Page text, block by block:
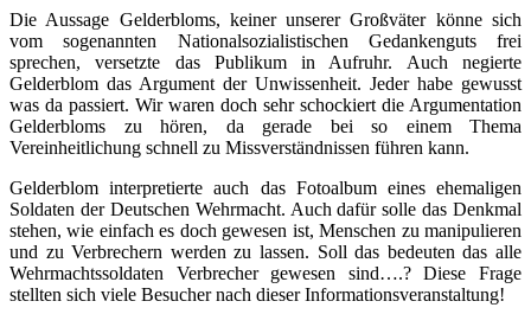
Die Aussage Gelderbloms, keiner unserer Großväter könne sich
vom sogenannten Nationalsozialistischen Gedankenguts frei
sprechen, versetzte das Publikum in Aufruhr. Auch negierte
Gelderblom das Argument der Unwissenheit. Jeder habe gewusst
was da passiert. Wir waren doch sehr schockiert die Argumentation
Gelderbloms zu hören, da gerade bei so einem Thema
Vereinheitlichung schnell zu Missverständnissen führen kann.
Gelderblom interpretierte auch das Fotoalbum eines ehemaligen
Soldaten der Deutschen Wehrmacht. Auch dafür solle das Denkmal
stehen, wie einfach es doch gewesen ist, Menschen zu manipulieren
und zu Verbrechern werden zu lassen. Soll das bedeuten das alle
Wehrmachtssoldaten Verbrecher gewesen sind….? Diese Frage
stellten sich viele Besucher nach dieser Informationsveranstaltung!